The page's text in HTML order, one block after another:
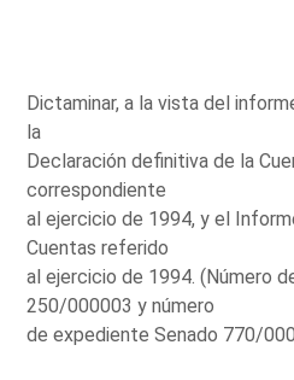
Dictaminar, a la vista del
la
Declaración definitiva de la
correspondiente
al ejercicio de 1994, y el
Cuentas referido
al ejercicio de 1994. (Número
250/000003 y número
de expediente Senado 770/